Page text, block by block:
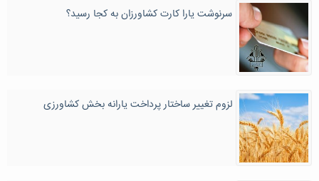
سرنوشت یارا کارت کشاورزان به کجا رسید؟
لزوم تغییر ساختار پرداخت یارانه بخش کشاورزی